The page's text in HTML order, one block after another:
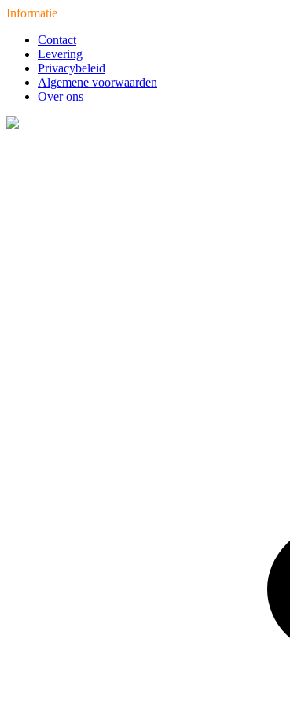
Informatie
Contact
Levering
Privacybeleid
Algemene voorwaarden
Over ons